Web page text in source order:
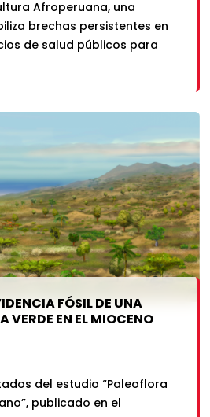
Afroperuana, una
brechas persistentes en
de salud públicos para
FÓSIL DE UNA
VERDE EN EL MIOCENO
del estudio “Paleoflora
publicado en el